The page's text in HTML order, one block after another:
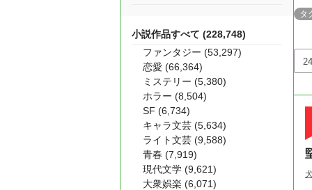
タ
小説作品すべて (228,748)
ファンタジー (53,297)
恋愛 (66,364)
ミステリー (5,380)
ホラー (8,504)
SF (6,734)
キャラ文芸 (5,634)
ライト文芸 (9,588)
青春 (7,919)
現代文学 (9,621)
大衆娯楽 (6,071)